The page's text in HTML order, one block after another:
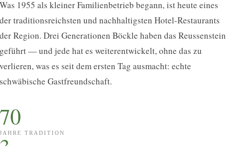
Was 1955 als kleiner Familienbetrieb begann, ist heute eines
der traditionsreichsten und nachhaltigsten Hotel-Restaurants
der Region. Drei Generationen Böckle haben das Reussenstein
geführt — und jede hat es weiterentwickelt, ohne das zu
verlieren, was es seit dem ersten Tag ausmacht: echte
schwäbische Gastfreundschaft.
70
JAHRE TRADITION